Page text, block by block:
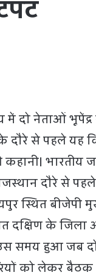
में दो नेताओं
दौरे से पहले यह
भारतीय
दौरे से
स्थित बीजेपी
दक्षिण के जिला
समय हुआ जब
को लेकर